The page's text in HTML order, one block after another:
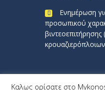
Ενημέρωση
προσωπικού
κρουαζιερόπλοιων
Καλως ορίσατε στο